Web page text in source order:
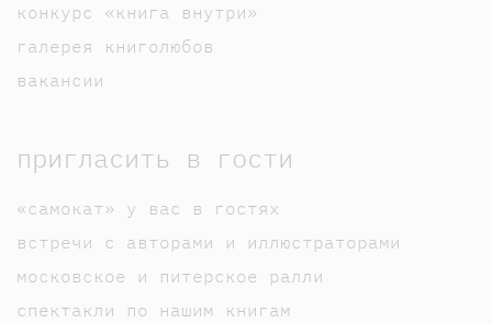
конкурс «книга внутри»
галерея книголюбов
вакансии
пригласить в гости
«самокат» у вас в гостях
встречи с авторами и иллюстраторами
московское и питерское ралли
спектакли по нашим книгам